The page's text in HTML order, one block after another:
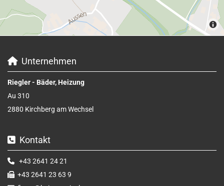
 Unternehmen
Riegler - Bäder, Heizung
Au 310
2880 Kirchberg am Wechsel
 Kontakt
 +43 2641 24 21
 +43 2641 23 63 9